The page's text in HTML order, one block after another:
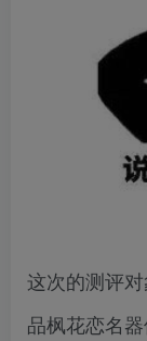
这次的测评
品枫花恋名器